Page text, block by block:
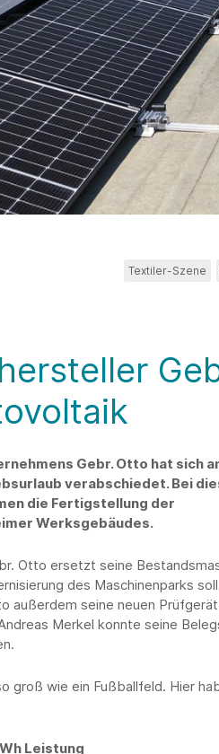
Textiler-Szene
Gebr. Otto hat sich
verabschiedet. Bei
die Fertigstellung der
Werksgebäudes.
Otto ersetzt seine
des Maschinenparks
außerdem seine neuen
Merkel konnte seine
groß wie ein Fußballfeld. Hier
Leistung